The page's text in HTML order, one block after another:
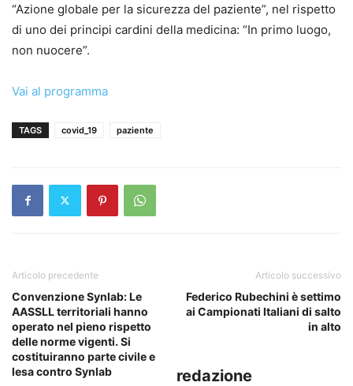
“Azione globale per la sicurezza del paziente”, nel rispetto
di uno dei principi cardini della medicina: “In primo luogo,
non nuocere”.
Vai al programma
TAGS covid_19 paziente
Articolo precedente
Convenzione Synlab: Le
AASSLL territoriali hanno
operato nel pieno rispetto
delle norme vigenti. Si
costituiranno parte civile e
lesa contro Synlab
Articolo successivo
Federico Rubechini è settimo
ai Campionati Italiani di salto
in alto
redazione